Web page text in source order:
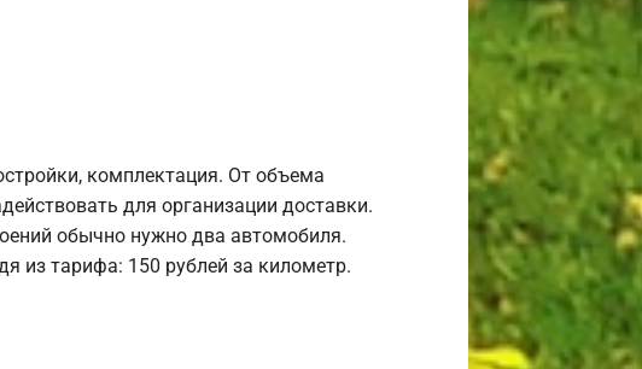
комплектация. От объема
для организации доставки.
обычно нужно два автомобиля.
из тарифа: 150 рублей за километр.